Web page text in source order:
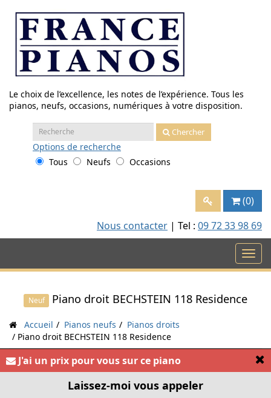
contenu
Le choix de l’excellence, les notes de l’expérience. Tous les
pianos, neufs, occasions, numériques à votre disposition.
Recherche
:
Chercher
Options de recherche
Tous
Neufs Occasions
(0)
Nous contacter | Tel : 09 72 33 98 69
Neuf Piano droit BECHSTEIN 118 Residence
Accueil Pianos neufs
Pianos droits
Piano droit BECHSTEIN 118 Residence
« Piano droit BECHSTEIN 118 Residence puissant et
chantant, toucher subtil »
J'ai un prix pour vous sur ce piano
Laissez-moi vous appeler